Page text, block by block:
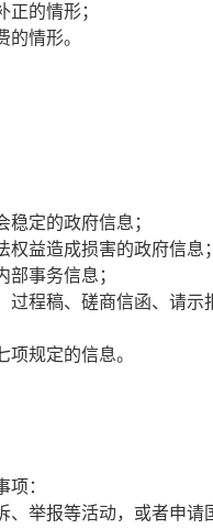
的情形；
情形。
定的政府信息；
益造成损害的政府信息；
事务信息；
程稿、磋商信函、请示
规定的信息。
：
举报等活动，或者申请